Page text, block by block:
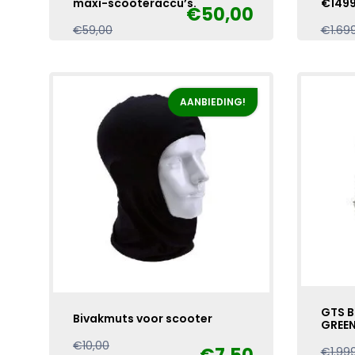
€59,00Oorspronkelijke
€50,00
Huidige
€
AANBIEDING!
Bivakmuts voor scooter
€10,00Oorspronkelijke
Huidige
GTS
€